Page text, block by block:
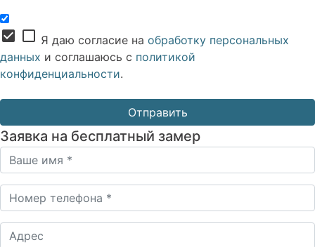
check_box check_box_outline_blank Я даю согласие на обработку персональных
данных и соглашаюсь с политикой
конфиденциальности.
Заявка на бесплатный замер